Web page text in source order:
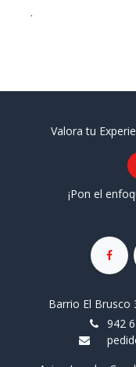
.
Valora tu
¡Pon el
Barrio El Brusco
942